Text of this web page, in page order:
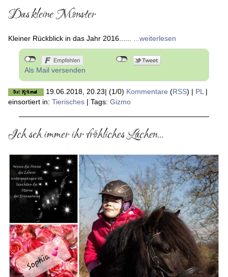
Das kleine Monster
Kleiner Rückblick in das Jahr 2016...... ...weiterlesen
Als Mail versenden
19.06.2018, 20.23| (1/0) Kommentare (RSS) | PL|
einsortiert in: Tierisches | Tags: Gizmo
Ich seh immer ihr fröhliches Lachen...